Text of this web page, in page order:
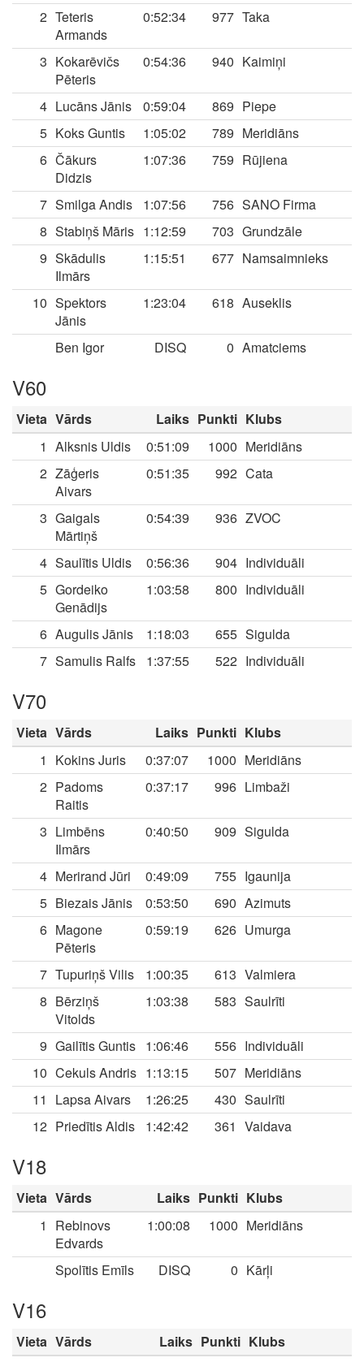
2 Teteris
Armands
0:52:34 977 Taka
3 Kokarēvičs
Pēteris
0:54:36 940 Kaimiņi
4 Lucāns Jānis 0:59:04 869 Piepe
5 Koks Guntis 1:05:02 789 Meridiāns
6 Čākurs
Didzis
1:07:36 759 Rūjiena
7 Smilga Andis 1:07:56 756 SANO Firma
8 Stabiņš Māris 1:12:59 703 Grundzāle
9 Skādulis
Ilmārs
1:15:51 677 Namsaimnieks
10 Spektors
Jānis
1:23:04 618 Auseklis
Ben Igor DISQ 0 Amatciems
V60
Vieta Vārds Laiks Punkti Klubs
1 Alksnis Uldis 0:51:09 1000 Meridiāns
2 Zāģeris
Aivars
0:51:35 992 Cata
3 Gaigals
Mārtiņš
0:54:39 936 ZVOC
4 Saulītis Uldis 0:56:36 904 Individuāli
5 Gordeiko
Genādijs
1:03:58 800 Individuāli
6 Augulis Jānis 1:18:03 655 Sigulda
7 Samulis Ralfs 1:37:55 522 Individuāli
V70
Vieta Vārds Laiks Punkti Klubs
1
Kokins Juris 0:37:07 1000 Meridiāns
2 Padoms
Raitis
0:37:17 996 Limbaži
3 Limbēns
Ilmārs
0:40:50 909 Sigulda
4 Merirand Jūri 0:49:09 755 Igaunija
5 Biezais Jānis 0:53:50 690 Azimuts
6 Magone
Pēteris
0:59:19 626 Umurga
7 Tupuriņš Vilis 1:00:35 613 Valmiera
8 Bērziņš
Vitolds
1:03:38 583 Saulrīti
9 Gailītis Guntis 1:06:46 556 Individuāli
10 Cekuls Andris 1:13:15 507 Meridiāns
11
Lapsa Aivars 1:26:25 430 Saulrīti
12 Priedītis Aldis 1:42:42 361 Vaidava
V18
Vieta Vārds Laiks Punkti Klubs
1
Rebinovs
Edvards
1:00:08 1000 Meridiāns
Spolītis Emīls DISQ 0 Kārļi
V16
Vieta Vārds Laiks Punkti Klubs